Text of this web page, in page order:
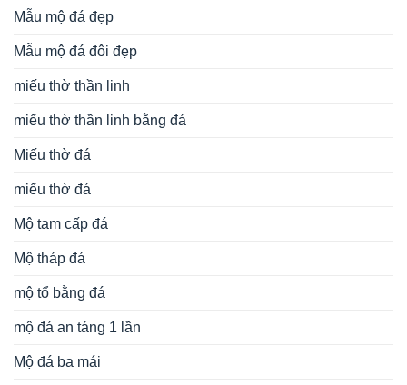
Mẫu mộ đá đẹp
Mẫu mộ đá đôi đẹp
miếu thờ thần linh
miếu thờ thần linh bằng đá
Miếu thờ đá
miếu thờ đá
Mộ tam cấp đá
Mộ tháp đá
mộ tổ bằng đá
mộ đá an táng 1 lần
Mộ đá ba mái